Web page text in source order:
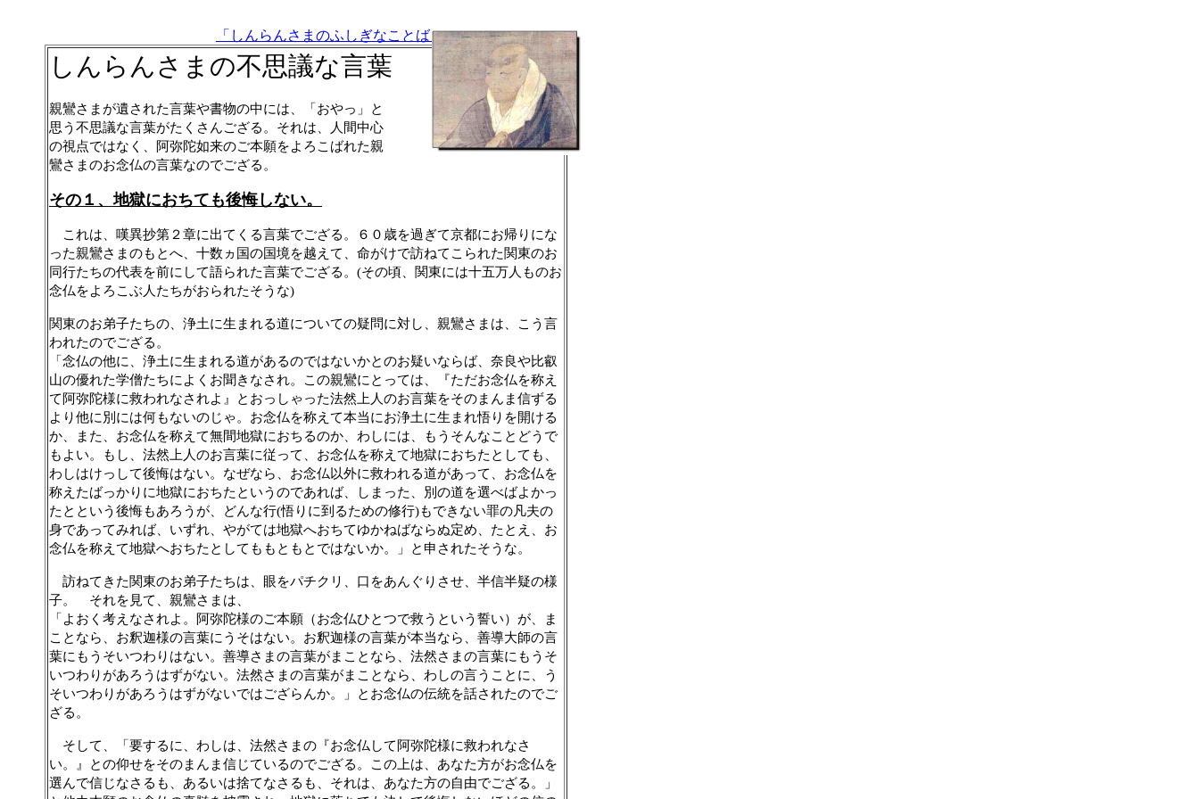
しんらんさまの不思議な言葉
親鸞さまが遺された言葉や書物の中には、「おやっ」と
思う不思議な言葉がたくさんござる。それは、人間中心
の視点ではなく、阿弥陀如来のご本願をよろこばれた親
鸞さまのお念仏の言葉なのでござる。
その１、地獄におちても後悔しない。
これは、嘆異抄第２章に出てくる言葉でござる。６０歳を過ぎて京都にお帰りにな
った親鸞さまのもとへ、十数ヵ国の国境を越えて、命がけで訪ねてこられた関東のお
同行たちの代表を前にして語られた言葉でござる。
(その頃、関東には十五万人ものお
念仏をよろこぶ人たちがおられたそうな)
関東のお弟子たちの、浄土に生まれる道についての疑問に対し、親鸞さまは、こう言
われたのでござる。
「念仏の他に、浄土に生まれる道があるのではないかとのお疑いならば、奈良や比叡
山の優れた学僧たちによくお聞きなされ。この親鸞にとっては、『ただお念仏を称え
て阿弥陀様に救われなされよ』とおっしゃった法然上人のお言葉をそのまんま信ずる
より他に別には何もないのじゃ。お念仏を称えて本当にお浄土に生まれ悟りを開ける
か、また、お念仏を称えて無間地獄におちるのか、わしには、もうそんなことどうで
もよい。もし、法然上人のお言葉に従って、お念仏を称えて地獄におちたとしても、
わしはけっして後悔はない。なぜなら、お念仏以外に救われる道があって、お念仏を
称えたばっかりに地獄におちたというのであれば、しまった、別の道を選べばよかっ
たとという後悔もあろうが、どんな行(悟りに到るための修行)もできない罪の凡夫の
身であってみれば、いずれ、やがては地獄へおちてゆかねばならぬ定め、たとえ、お
念仏を称えて地獄へおちたとしてももともとではないか。」と申されたそうな。
訪ねてきた関東のお弟子たちは、眼をパチクリ、口をあんぐりさせ、半信半疑の様
子。 それを見て、親鸞さまは、
「よおく考えなされよ。阿弥陀様のご本願（お念仏ひとつで救うという誓い）が、ま
ことなら、お釈迦様の言葉にうそはない。お釈迦様の言葉が本当なら、善導大師の言
葉にもうそいつわりはない。善導さまの言葉がまことなら、法然さまの言葉にもうそ
いつわりがあろうはずがない。法然さまの言葉がまことなら、わしの言うことに、う
そいつわりがあろうはずがないではござらんか。」とお念仏の伝統を話されたのでご
ざる。
そして、「要するに、わしは、法然さまの『お念仏して阿弥陀様に救われなさ
い。』との仰せをそのまんま信じているのでござる。この上は、あなた方がお念仏を
選んで信じなさるも、あるいは捨てなさるも、それは、あなた方の自由でござる。」
「しんらんさまのふしぎなことば」へ